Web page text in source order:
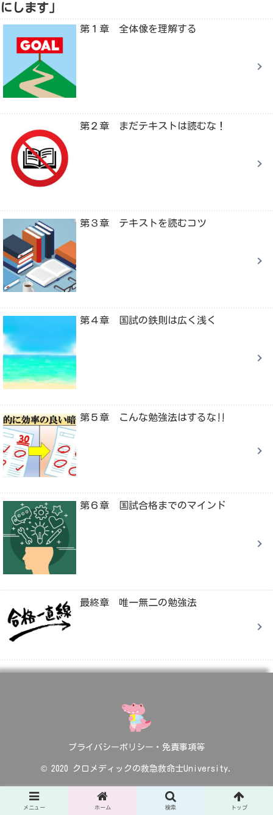
にします」
第１章 全体像を理解する
第２章 まだテキストは読むな！
第３章 テキストを読むコツ
第４章 国試の鉄則は広く浅く
第５章 こんな勉強法はするな‼
第６章 国試合格までのマインド
最終章 唯一無二の勉強法
プライバシーポリシー・免責事項等
© 2020 クロメディックの救急救命士University.
メニュー ホーム 検索 トップ